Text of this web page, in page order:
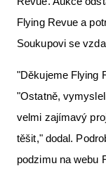
Flying Revue a
Soukupovi se
"Děkujeme Flying
"Ostatně,
velmi zajímavý
těšit," dodal.
podzimu na webu